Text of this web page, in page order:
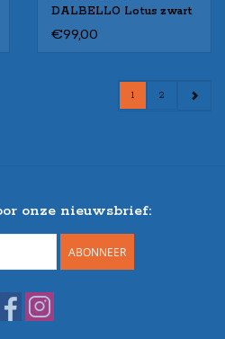
DALBELLO Lotus zwart
Gebruikt
€99,00
1 2
onze nieuwsbrief:
ABONNEER